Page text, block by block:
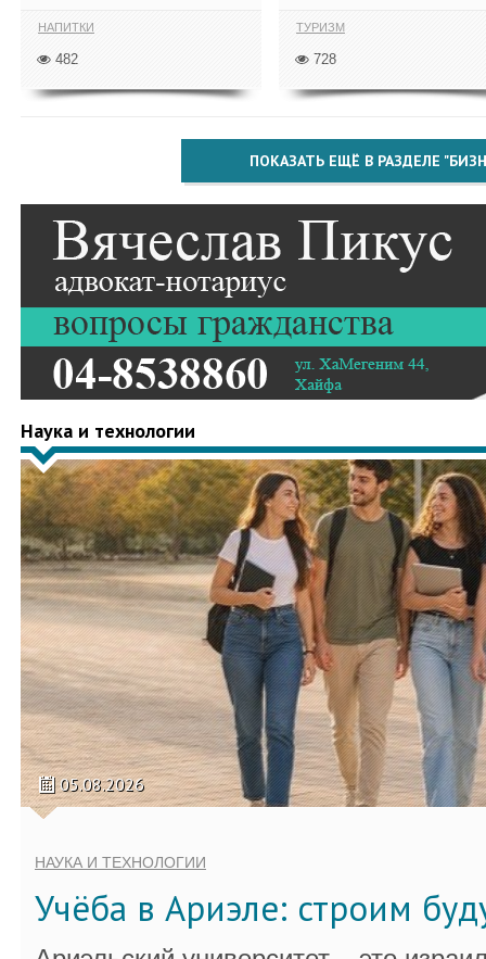
НАПИТКИ
482
ТУРИЗМ
728
ПОКАЗАТЬ ЕЩЁ В РАЗДЕЛЕ
Наука и технологии
05.08.2026
НАУКА И ТЕХНОЛОГИИ
Учёба в Ариэле: строим